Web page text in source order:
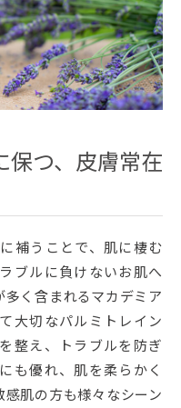
保つ、皮膚常在
補うことで、肌に棲む
ブルに負けないお肌へ
く含まれるマカデミア
大切なパルミトレイン
整え、トラブルを防ぎ
も優れ、肌を柔らかく
肌の方も様々なシーン